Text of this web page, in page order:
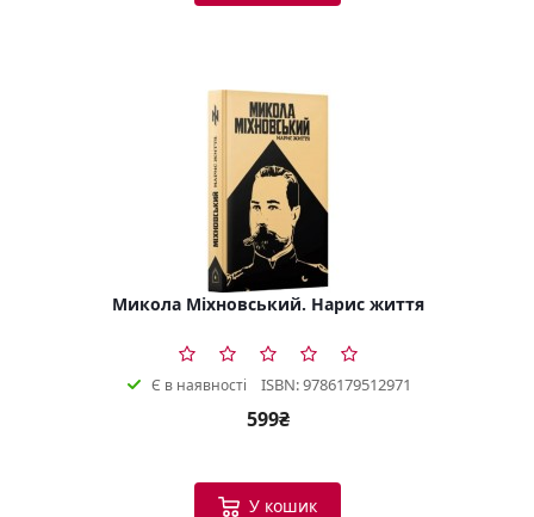
Микола Міхновський. Нарис життя
Є в наявності ISBN: 9786179512971
599₴
У кошик